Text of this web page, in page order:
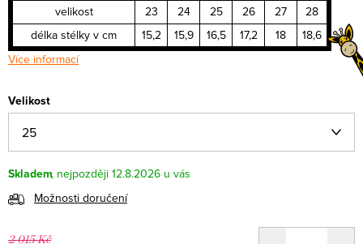
velikost 23 24 25 26 27
28
délka stélky v cm
15,2 15,9 16,5 17,2 18
18,6
Více informací
Velikost
Skladem
12.8.2026
Možnosti doručení
2 015 Kč